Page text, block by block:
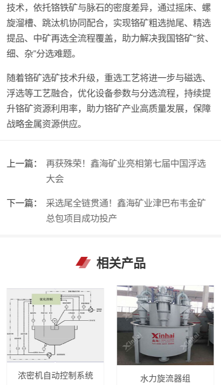
技术，依托铬铁矿与脉石的密度差异，通过摇床、螺
旋溜槽、跳汰机协同配合，实现铬矿粗选抛尾、精选
提品、中矿再选全流程覆盖，助力解决我国铬矿“贫、
细、杂”分选难题。
随着铬矿选矿技术升级，重选工艺将进一步与磁选、
浮选等工艺融合，优化设备参数与分选流程，持续提
升铬矿资源利用率，助力铬矿产业高质量发展，保障
战略金属资源供应。
上一篇：
再获殊荣！鑫海矿业亮相第七届中国浮选
大会
下一篇：
采选尾全链贯通！鑫海矿业津巴布韦金矿
总包项目成功投产
相关产品
浓密机自动控制系统 水力旋流器组